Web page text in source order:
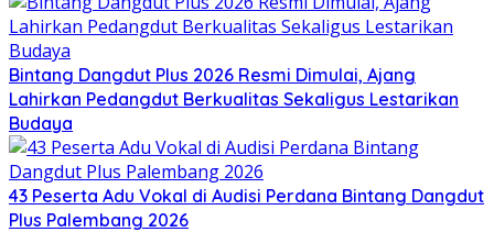
Bintang Dangdut Plus 2026 Resmi Dimulai, Ajang
Lahirkan Pedangdut Berkualitas Sekaligus Lestarikan
Budaya
43 Peserta Adu Vokal di Audisi Perdana Bintang Dangdut
Plus Palembang 2026